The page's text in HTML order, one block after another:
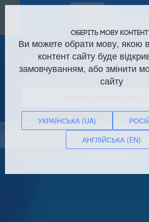
Офіційний сайт ПрАТ
Оренда виробничих
ЗАМОВИТИ ЗВОРОТНІЙ
ОБЕРІТЬ МОВУ
Ви можете обрати мову, якою
контент сайту буде
замовчуванням, або змінити
сайту
УКРАЇНСЬКА (UA)
АНГЛІЙСЬКА (EN)